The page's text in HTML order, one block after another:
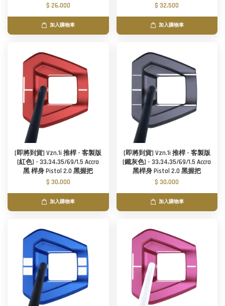
$ 26,000
加入購物車
$ 32,500
加入購物車
[即將到貨] Vzn.1i 推桿 - 客製版
[紅色] - 33,34,35/69/1.5 Accra
黑 桿身 Pistol 2.0 黑握把
$ 30,000
加入購物車
[即將到貨] Vzn.1i 推桿 - 客製版
[鐵灰色] - 33,34,35/69/1.5 Accra
黑桿身 Pistol 2.0 黑握把
$ 30,000
加入購物車